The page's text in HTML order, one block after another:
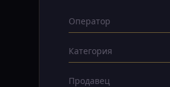
Оператор
Категория
Продавец